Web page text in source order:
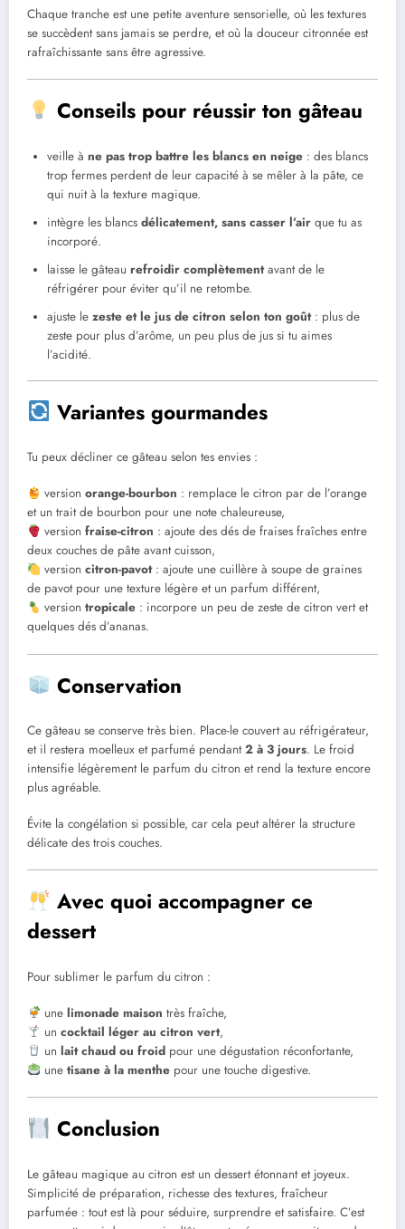
Chaque tranche est une petite aventure sensorielle, où les textures
se succèdent sans jamais se perdre, et où la douceur citronnée est
rafraîchissante sans être agressive.
Conseils pour réussir ton gâteau
veille à ne pas trop battre les blancs en neige : des blancs
trop fermes perdent de leur capacité à se mêler à la pâte, ce
qui nuit à la texture magique.
intègre les blancs délicatement, sans casser l’air que tu as
incorporé.
laisse le gâteau refroidir complètementavant de le
réfrigérer pour éviter qu’il ne retombe.
ajuste le zeste et le jus de citron selon ton goût: plus de
zeste pour plus d’arôme, un peu plus de jus si tu aimes
l’acidité.
Variantes gourmandes
Tu peux décliner ce gâteau selon tes envies :
versionorange-bourbon : remplace le citron par de l’orange
et un trait de bourbon pour une note chaleureuse,
versionfraise-citron : ajoute des dés de fraises fraîches entre
deux couches de pâte avant cuisson,
versioncitron-pavot: ajoute une cuillère à soupe de graines
de pavot pour une texture légère et un parfum différent,
versiontropicale : incorpore un peu de zeste de citron vert et
quelques dés d’ananas.
Conservation
Ce gâteau se conserve très bien. Place-le couvert au réfrigérateur,
et il restera moelleux et parfumé pendant2 à 3 jours. Le froid
intensifie légèrement le parfum du citron et rend la texture encore
plus agréable.
Évite la congélation si possible, car cela peut altérer la structure
délicate des trois couches.
Avec quoi accompagner ce
dessert
Pour sublimer le parfum du citron :
unelimonade maison très fraîche,
uncocktail léger au citron vert,
unlait chaud ou froid pour une dégustation réconfortante,
unetisane à la menthe pour une touche digestive.
Conclusion
Le gâteau magique au citron est un dessert étonnant et joyeux.
Simplicité de préparation, richesse des textures, fraîcheur
parfumée : tout est là pour séduire, surprendre et satisfaire. C’est